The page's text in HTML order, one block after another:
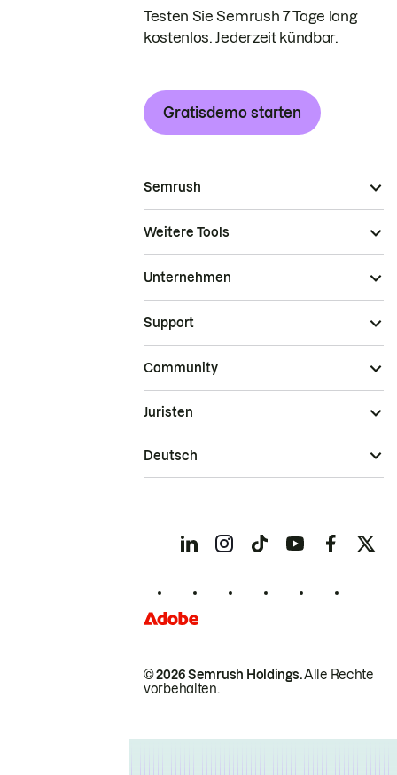
Testen Sie Semrush 7 Tage lang
kostenlos. Jederzeit kündbar.
Gratisdemo starten
Semrush
Weitere Tools
Unternehmen
Support
Community
© 2026 Semrush Holdings.Alle Rechte
vorbehalten.
Juristen
Deutsch